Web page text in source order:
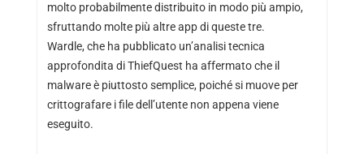
molto probabilmente distribuito in modo più ampio,
sfruttando molte più altre app di queste tre.
Wardle, che ha pubblicato un’analisi tecnica
approfondita di ThiefQuest ha affermato che il
malware è piuttosto semplice, poiché si muove per
crittografare i file dell’utente non appena viene
eseguito.